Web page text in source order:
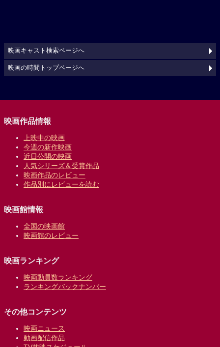
映画キャスト検索ページへ
映画の時間トップページへ
映画作品情報
上映中の映画
今週の新作映画
近日公開の映画
人気シリーズ＆受賞作品
映画作品のレビュー
作品別にレビューを読む
映画館情報
全国の映画館
映画館のレビュー
映画ランキング
映画動員数ランキング
ランキングバックナンバー
その他コンテンツ
映画ニュース
動画配信作品